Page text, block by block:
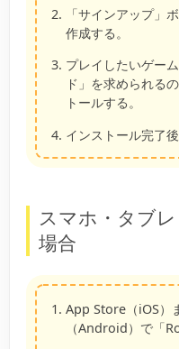
「サインアップ」
作成する。
プレイしたいゲー
ド」を求められる
トールする。
インストール完了
スマホ・タブ
場合
App Store（iOS）
（Android）で「